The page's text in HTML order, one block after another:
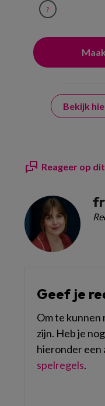
?
Bekijk
Reageer op
Geef je
Om te kunnen
zijn. Heb je
hieronder een
spelregels.